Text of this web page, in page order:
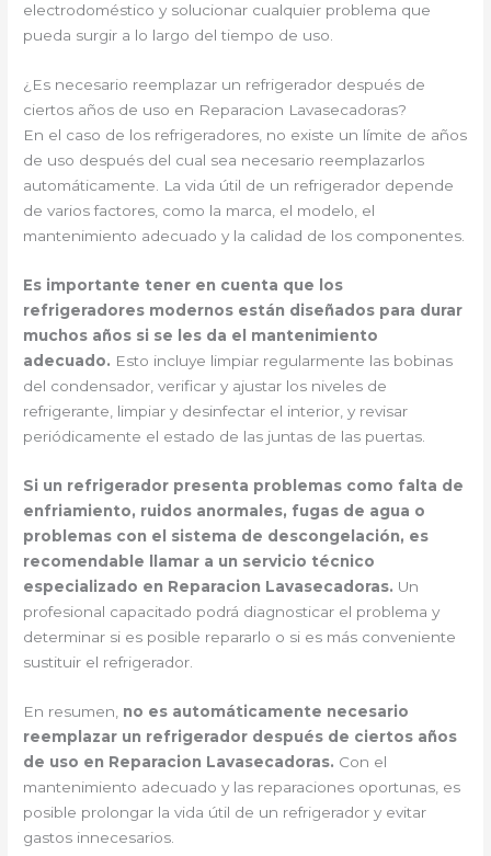
electrodoméstico y solucionar cualquier problema que
pueda surgir a lo largo del tiempo de uso.
¿Es necesario reemplazar un refrigerador después de
ciertos años de uso en Reparacion Lavasecadoras?
En el caso de los refrigeradores, no existe un límite de años
de uso después del cual sea necesario reemplazarlos
automáticamente. La vida útil de un refrigerador depende
de varios factores, como la marca, el modelo, el
mantenimiento adecuado y la calidad de los componentes.
Es importante tener en cuenta que los
refrigeradores modernos están diseñados para durar
muchos años si se les da el mantenimiento
adecuado. Esto incluye limpiar regularmente las bobinas
del condensador, verificar y ajustar los niveles de
refrigerante, limpiar y desinfectar el interior, y revisar
periódicamente el estado de las juntas de las puertas.
Si un refrigerador presenta problemas como falta de
enfriamiento, ruidos anormales, fugas de agua o
problemas con el sistema de descongelación, es
recomendable llamar a un servicio técnico
especializado en Reparacion Lavasecadoras. Un
profesional capacitado podrá diagnosticar el problema y
determinar si es posible repararlo o si es más conveniente
sustituir el refrigerador.
En resumen, no es automáticamente necesario
reemplazar un refrigerador después de ciertos años
de uso en Reparacion Lavasecadoras. Con el
mantenimiento adecuado y las reparaciones oportunas, es
posible prolongar la vida útil de un refrigerador y evitar
gastos innecesarios.